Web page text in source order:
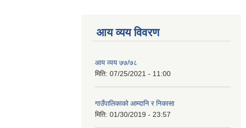
आय व्यय विवरण
आय व्यय ७७/७८
मिति: 07/25/2021 - 11:00
गाउँपालिकाको आम्दानि र निकासा
मिति: 01/30/2019 - 23:57